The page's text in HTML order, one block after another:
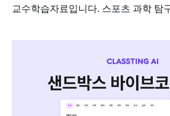
교수학습자료입니다. 스포츠 과학 탐